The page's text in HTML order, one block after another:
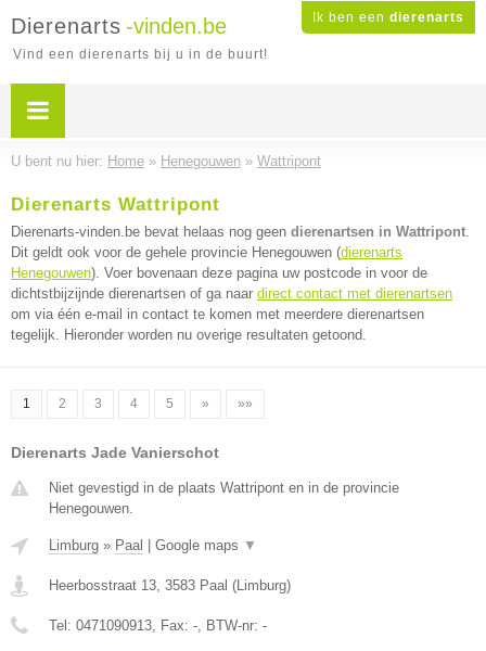
Ik ben een dierenarts
Dierenarts -vinden.be
Vind een dierenarts bij u in de buurt!
U bent nu hier: Home » Henegouwen » Wattripont
Dierenarts Wattripont
Dierenarts-vinden.be bevat helaas nog geen dierenartsen in Wattripont.
Dit geldt ook voor de gehele provincie Henegouwen (dierenarts
Henegouwen). Voer bovenaan deze pagina uw postcode in voor de
dichtstbijzijnde dierenartsen of ga naar direct contact met dierenartsen
om via één e-mail in contact te komen met meerdere dierenartsen
tegelijk. Hieronder worden nu overige resultaten getoond.
1 2 3 4 5 » »»
Dierenarts Jade Vanierschot
Niet gevestigd in de plaats Wattripont en in de provincie
Henegouwen.
Limburg » Paal Google maps ▼
Heerbosstraat 13, 3583 Paal (Limburg)
Tel: 0471090913, Fax: -, BTW-nr: -